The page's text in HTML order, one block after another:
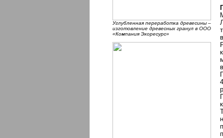
Углубленная переработка древеcины –
изготовление древесных гранул в ООО
«Компания Экоресурс»